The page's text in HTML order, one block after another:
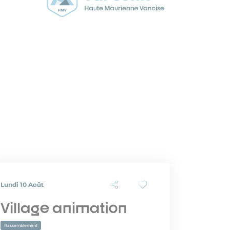
Lundi 10 Août
Village animation
Rassemblement